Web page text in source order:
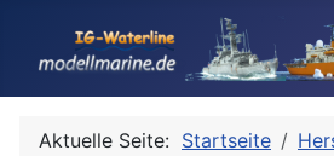
Aktuelle Seite: Startseite